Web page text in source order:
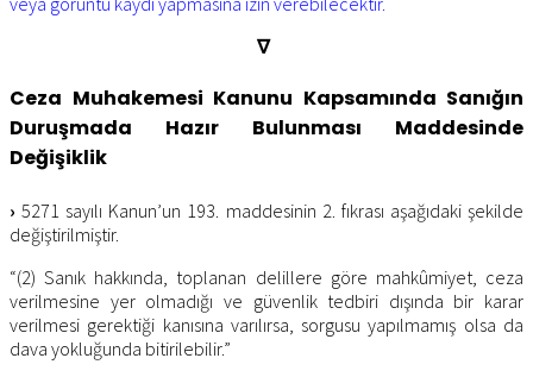
∇
Ceza Muhakemesi Kanunu Kapsamında Sanığın
Duruşmada Hazır Bulunması Maddesinde
Değişiklik
›5271 sayılı Kanun’un 193. maddesinin 2. fıkrası aşağıdaki şekilde
değiştirilmiştir.
“(2) Sanık hakkında, toplanan delillere göre mahkûmiyet, ceza
verilmesine yer olmadığı ve güvenlik tedbiri dışında bir karar
verilmesi gerektiği kanısına varılırsa, sorgusu yapılmamış olsa da
dava yokluğunda bitirilebilir.”